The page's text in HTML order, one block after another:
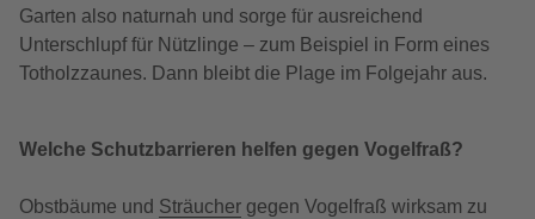
Garten also naturnah und sorge für ausreichend
Unterschlupf für Nützlinge – zum Beispiel in Form eines
Totholzzaunes. Dann bleibt die Plage im Folgejahr aus.
Welche Schutzbarrieren helfen gegen Vogelfraß?
Obstbäume und Sträucher gegen Vogelfraß wirksam zu